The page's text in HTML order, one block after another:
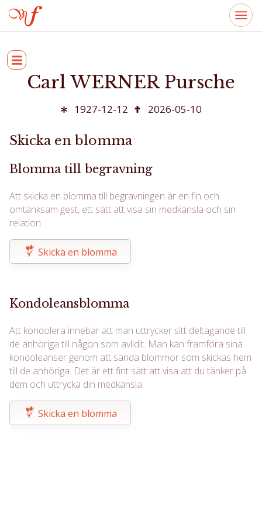
Carl WERNER Pursche
1927-12-12 2026-05-10
Skicka en blomma
Blomma till begravning
Att skicka en blomma till begravningen är en fin och
omtänksam gest, ett sätt att visa sin medkänsla och sin
relation.
Skicka en blomma
Kondoleansblomma
Att kondolera innebär att man uttrycker sitt deltagande till
de anhöriga till någon som avlidit. Man kan framföra sina
kondoleanser genom att sända blommor som skickas hem
till de anhöriga. Det är ett fint sätt att visa att du tänker på
dem och uttrycka din medkänsla.
Skicka en blomma